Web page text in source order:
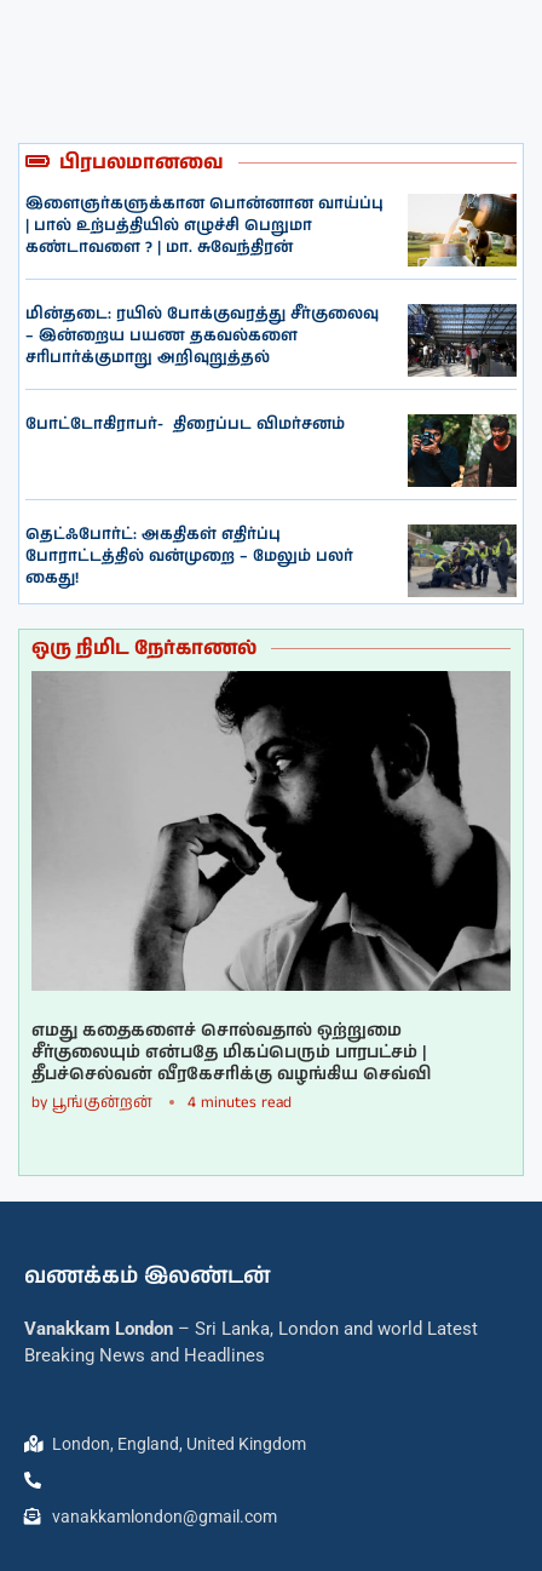
பிரபலமானவை
இளைஞர்களுக்கான பொன்னான வாய்ப்பு
| பால் உற்பத்தியில் எழுச்சி பெறுமா
கண்டாவளை ? | மா. சுவேந்திரன்
மின்தடை: ரயில் போக்குவரத்து சீர்குலைவு
– இன்றைய பயண தகவல்களை
சரிபார்க்குமாறு அறிவுறுத்தல்
போட்டோகிராபர்- ‌ திரைப்பட விமர்சனம்
தெட்ஃபோர்ட்: அகதிகள் எதிர்ப்பு
போராட்டத்தில் வன்முறை – மேலும் பலர்
கைது!
ஒரு நிமிட நேர்காணல்
எமது கதைகளைச் சொல்வதால் ஒற்றுமை
சீர்குலையும் என்பதே மிகப்பெரும் பாரபட்சம் |
தீபச்செல்வன் வீரகேசரிக்கு வழங்கிய செவ்வி
by பூங்குன்றன் 4 minutes read
வணக்கம் இலண்டன்
Vanakkam London – Sri Lanka, London and world Latest
Breaking News and Headlines
London, England, United Kingdom
vanakkamlondon@gmail.com